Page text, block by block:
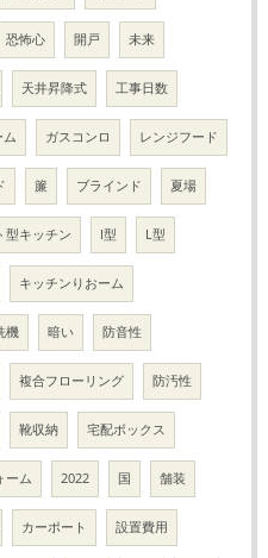
恐怖心 開戸 未来
天井昇降式 工事日数
ム ガスコンロ レンジフード
簾 ブラインド 夏場
型キッチン I型 L型
キッチンりおーム
機 暗い 防音性
複合フローリング 防汚性
靴収納 宅配ボックス
ーム 2022 国 舗装
カーポート 設置費用